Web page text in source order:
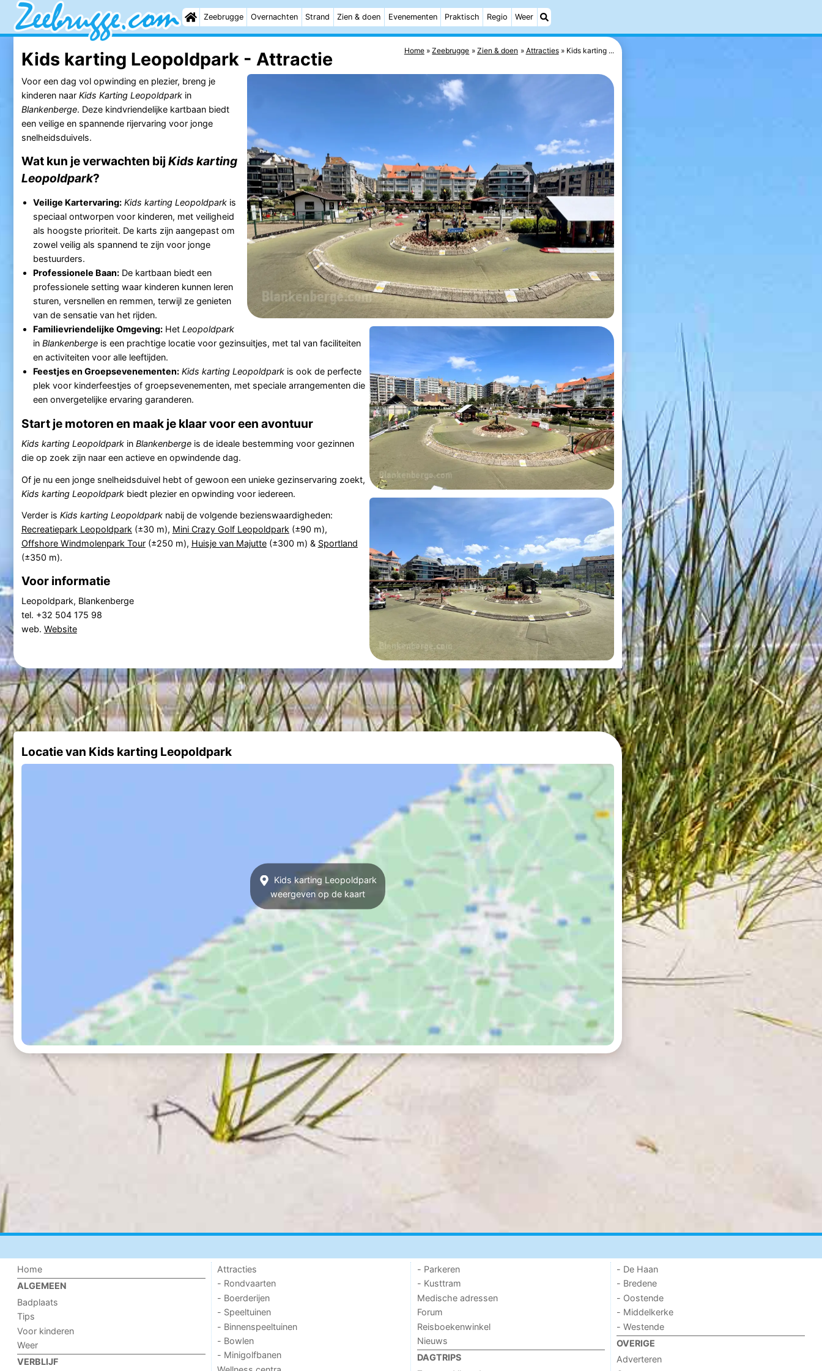
Zeebrugge Overnachten Strand Zien & doen Evenementen Praktisch Regio Weer
Home Zeebrugge Zien & doen Attracties Kids karting ...
Kids karting Leopoldpark - Attractie
Voor een dag vol opwinding en plezier, breng je
kinderen naar Kids Karting Leopoldparkin
Blankenberge. Deze kindvriendelijke kartbaan biedt
een veilige en spannende rijervaring voor jonge
snelheidsduivels.
Wat kun je verwachten bij Kids karting
Leopoldpark?
Veilige Kartervaring: Kids karting Leopoldparkis
speciaal ontworpen voor kinderen, met veiligheid
als hoogste prioriteit. De karts zijn aangepast om
zowel veilig als spannend te zijn voor jonge
bestuurders.
Professionele Baan:De kartbaan biedt een
professionele setting waar kinderen kunnen leren
sturen, versnellen en remmen, terwijl ze genieten
van de sensatie van het rijden.
Familievriendelijke Omgeving:Het Leopoldpark
in Blankenbergeis een prachtige locatie voor gezinsuitjes, met tal van faciliteiten
en activiteiten voor alle leeftijden.
Feestjes en Groepsevenementen: Kids karting Leopoldparkis ook de perfecte
plek voor kinderfeestjes of groepsevenementen, met speciale arrangementen die
een onvergetelijke ervaring garanderen.
Start je motoren en maak je klaar voor een avontuur
Kids karting Leopoldparkin Blankenbergeis de ideale bestemming voor gezinnen
die op zoek zijn naar een actieve en opwindende dag.
Of je nu een jonge snelheidsduivel hebt of gewoon een unieke gezinservaring zoekt,
Kids karting Leopoldparkbiedt plezier en opwinding voor iedereen.
Verder is Kids karting Leopoldparknabij de volgende bezienswaardigheden:
Recreatiepark Leopoldpark (±30 m), Mini Crazy Golf Leopoldpark (±90 m),
Offshore Windmolenpark Tour(±250 m), Huisje van Majutte(±300 m) & Sportland
(±350 m).
Voor informatie
Leopoldpark, Blankenberge
tel. +32 504 175 98
web. Website
Locatie van Kids karting Leopoldpark
Kids karting Leopoldpark
weergeven op de kaart
Home
ALGEMEEN
Badplaats
Tips
Voor kinderen
Weer
VERBLIJF
Attracties
- Rondvaarten
- Boerderijen
- Speeltuinen
- Binnenspeeltuinen
- Bowlen
- Minigolfbanen
- Parkeren
- Kusttram
Medische adressen
Forum
Reisboekenwinkel
Nieuws
DAGTRIPS
- De Haan
- Bredene
- Oostende
- Middelkerke
- Westende
OVERIGE
Adverteren